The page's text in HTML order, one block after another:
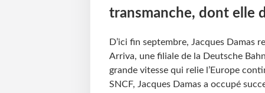
transmanche, dont elle
D’ici fin septembre, Jacques Damas
Arriva, une filiale de la Deutsche
grande vitesse qui relie l’Europe
SNCF, Jacques Damas a occupé